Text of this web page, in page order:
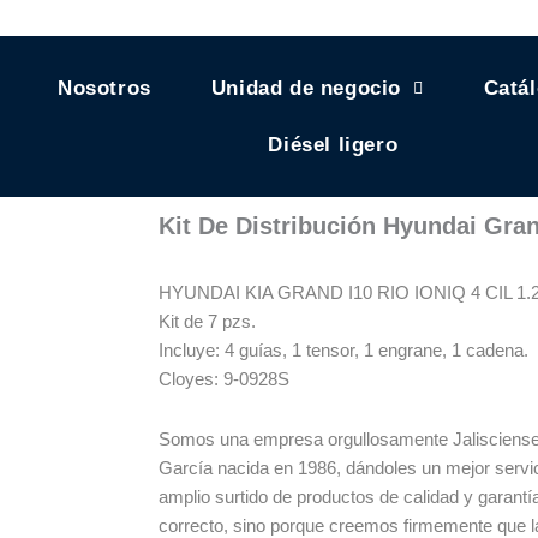
Nosotros Unidad de negocio
Diésel ligero
Kit De Distribución Hyundai
HYUNDAI KIA GRAND I10 RIO IONIQ 4 CIL
Kit de 7 pzs.
Incluye: 4 guías, 1 tensor, 1 engrane, 1 cadena.
Cloyes: 9-0928S
Somos una empresa orgullosamente
García nacida en 1986, dándoles un mejor
amplio surtido de productos de calidad y
correcto, sino porque creemos firmemente que